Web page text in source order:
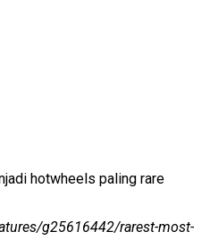
hotwheels paling rare
g25616442/rarest-most-